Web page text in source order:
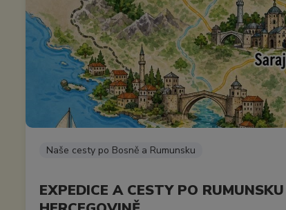
Naše cesty po Bosně a Rumunsku
EXPEDICE A CESTY PO